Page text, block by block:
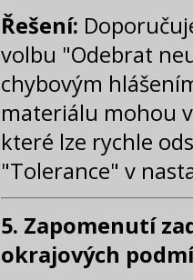
Řešení:
volbu "Odebrat
chybovým
materiálu mohou
které lze rychle
"Tolerance" v
5. Zapomenutí
okrajových